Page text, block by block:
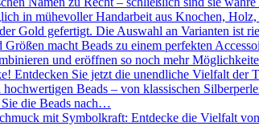
in mühevoller Handarbeit aus Knochen,
Gold gefertigt. Die Auswahl an Varianten ist
macht Beads zu einem perfekten
und eröffnen so noch mehr
Entdecken Sie jetzt die unendliche Vielfalt der
Beads – von klassischen
die Beads nach…
mit Symbolkraft: Entdecke die Vielfalt